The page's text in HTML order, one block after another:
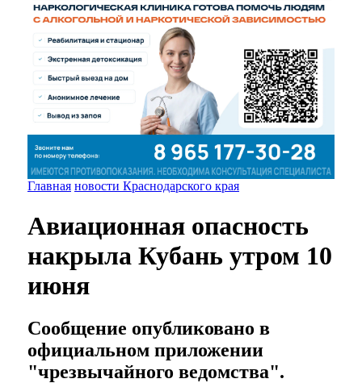
Главная новости Краснодарского края
Авиационная опасность
накрыла Кубань утром 10
июня
Сообщение опубликовано в
официальном приложении
"чрезвычайного ведомства".